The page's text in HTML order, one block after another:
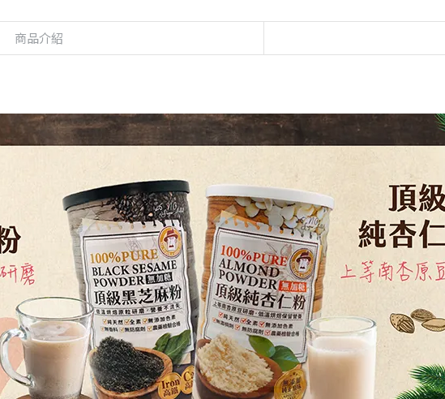
商品介紹